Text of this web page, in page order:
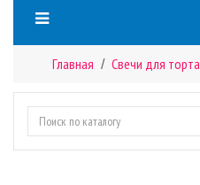
Главная Свечи для торта